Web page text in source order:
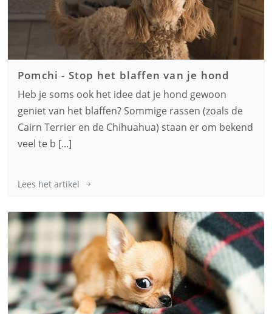
Pomchi - Stop het blaffen van je hond
Heb je soms ook het idee dat je hond gewoon
geniet van het blaffen? Sommige rassen (zoals de
Cairn Terrier en de Chihuahua) staan er om bekend
veel te b [...]
Lees het artikel